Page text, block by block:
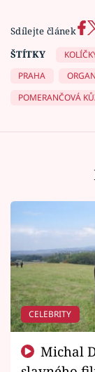
Sdílejte článek
ŠTÍTKY
PRAHA
POMERANČOVÁ
CELEBRITY